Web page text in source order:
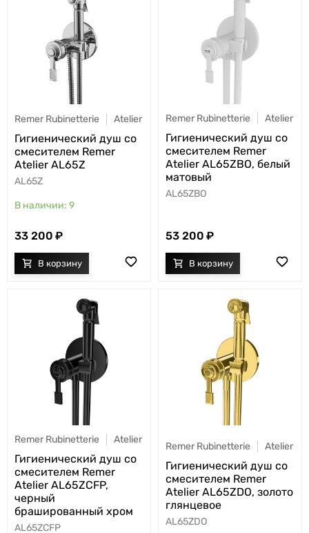
Remer Rubinetterie Atelier
Гигиенический душ со
смесителем Remer
Atelier AL65Z
AL65Z
9
33 200
Remer Rubinetterie Atelier
Гигиенический душ со
смесителем Remer
Atelier AL65ZBO, белый
матовый
AL65ZBO
53 200
Remer Rubinetterie Atelier
Гигиенический душ со
смесителем Remer
Atelier AL65ZCFP,
черный
брашированный хром
AL65ZCFP
Remer Rubinetterie Atelier
Гигиенический душ со
смесителем Remer
Atelier AL65ZDO, золото
глянцевое
AL65ZDO